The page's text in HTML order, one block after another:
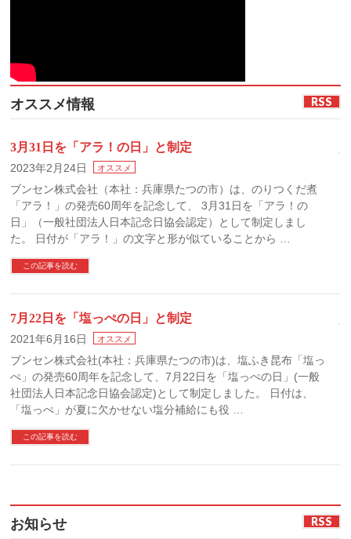
オススメ情報 RSS
3月31日を「アラ！の日」と制定
2023年2月24日 オススメ
ブンセン株式会社（本社：兵庫県たつの市）は、のりつくだ煮
「アラ！」の発売60周年を記念して、 3月31日を「アラ！の
日」（一般社団法人日本記念日協会認定）として制定しまし
た。 日付が「アラ！」の文字と形が似ていることから …
この記事を読む
7月22日を「塩っぺの日」と制定
2021年6月16日 オススメ
ブンセン株式会社(本社：兵庫県たつの市)は、塩ふき昆布「塩っ
ぺ」の発売60周年を記念して、7月22日を「塩っぺの日」(一般
社団法人日本記念日協会認定)として制定しました。 日付は、
「塩っぺ」が夏に欠かせない塩分補給にも役 …
この記事を読む
お知らせ RSS